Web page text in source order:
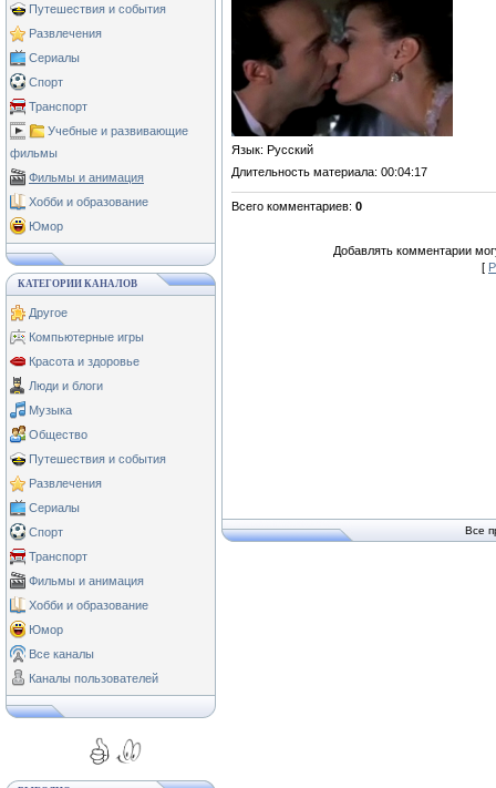
Путешествия и события
Развлечения
Сериалы
Спорт
Транспорт
Учебные и развивающие
фильмы
Фильмы и анимация
Хобби и образование
Юмор
КАТЕГОРИИ КАНАЛОВ
Другое
Компьютерные игры
Красота и здоровье
Люди и блоги
Музыка
Общество
Путешествия и события
Развлечения
Сериалы
Спорт
Транспорт
Фильмы и анимация
Хобби и образование
Юмор
Все каналы
Каналы пользователей
Язык: Русский
Длительность материала: 00:04:17
Всего комментариев: 0
Добавлять комментарии
[
Все